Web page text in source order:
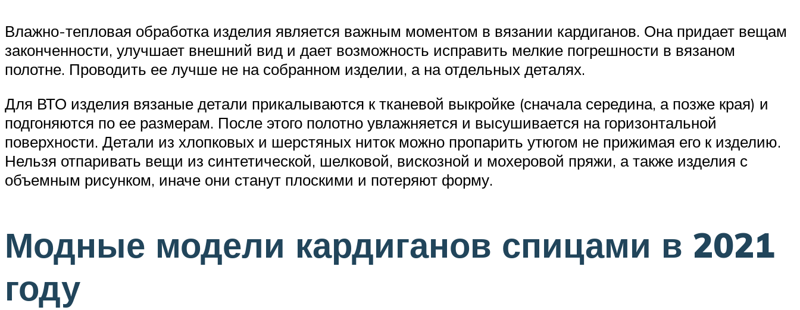
Влажно-тепловая обработка изделия является важным моментом в вязании кардиганов. Она придает вещам
законченности, улучшает внешний вид и дает возможность исправить мелкие погрешности в вязаном
полотне. Проводить ее лучше не на собранном изделии, а на отдельных деталях.
Для ВТО изделия вязаные детали прикалываются к тканевой выкройке (сначала середина, а позже края) и
подгоняются по ее размерам. После этого полотно увлажняется и высушивается на горизонтальной
поверхности. Детали из хлопковых и шерстяных ниток можно пропарить утюгом не прижимая его к изделию.
Нельзя отпаривать вещи из синтетической, шелковой, вискозной и мохеровой пряжи, а также изделия с
объемным рисунком, иначе они станут плоскими и потеряют форму.
Модные модели кардиганов спицами в 2021
году